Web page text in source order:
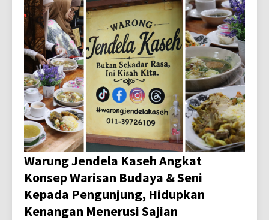
Warung Jendela Kaseh Angkat
Konsep Warisan Budaya & Seni
Kepada Pengunjung, Hidupkan
Kenangan Menerusi Sajian